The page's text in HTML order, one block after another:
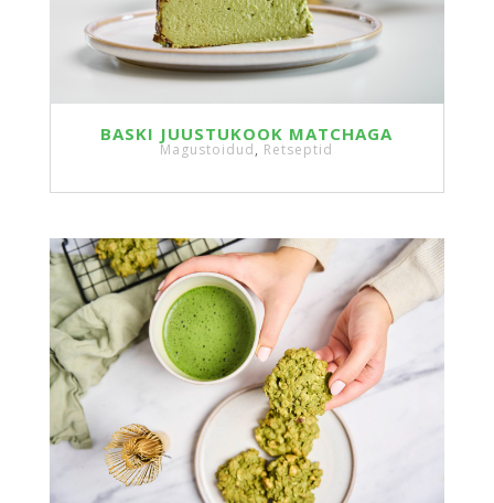
BASKI JUUSTUKOOK MATCHAGA
Magustoidud, Retseptid